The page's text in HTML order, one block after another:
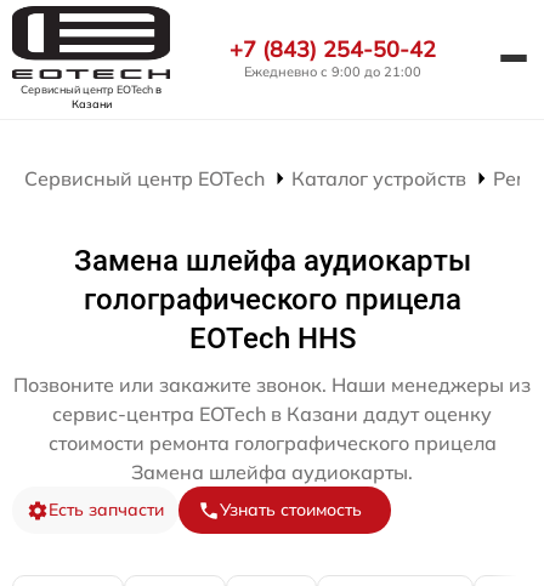
Сервисный центр EOTechв
Казани
+7 (843) 254-50-42
Ежедневно с 9:00 до 21:00
Сервисный центр EOTech Каталог устройств
Замена шлейфа аудиокарты
голографического прицела
EOTech HHS
Позвоните или закажите звонок. Наши менеджеры из
сервис-центра EOTech в Казани дадут оценку
стоимости ремонта голографического прицела
Замена шлейфа аудиокарты.
Есть запчасти Узнать стоимость